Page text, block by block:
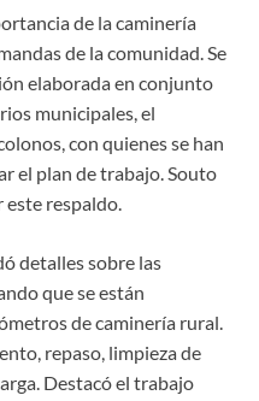
de la caminería
de la comunidad. Se
elaborada en conjunto
municipales, el
con quienes se han
el plan de trabajo. Souto
este respaldo.
detalles sobre las
que se están
de caminería rural.
repaso, limpieza de
Destacó el trabajo